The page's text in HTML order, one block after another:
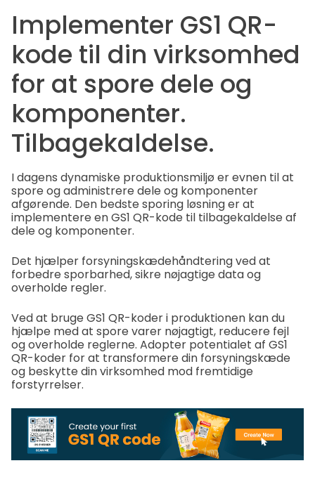
Implementer GS1 QR-
kode til din virksomhed
for at spore dele og
komponenter.
Tilbagekaldelse.
I dagens dynamiske produktionsmiljø er evnen til at
spore og administrere dele og komponenter
afgørende. Den bedste sporing løsning er at
implementere en GS1 QR-kode til tilbagekaldelse af
dele og komponenter.
Det hjælper forsyningskædehåndtering ved at
forbedre sporbarhed, sikre nøjagtige data og
overholde regler.
Ved at bruge GS1 QR-koder i produktionen kan du
hjælpe med at spore varer nøjagtigt, reducere fejl
og overholde reglerne. Adopter potentialet af GS1
QR-koder for at transformere din forsyningskæde
og beskytte din virksomhed mod fremtidige
forstyrrelser.